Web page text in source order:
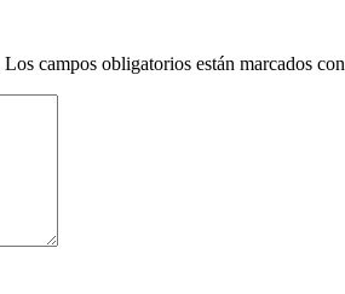
Los campos obligatorios están marcados con